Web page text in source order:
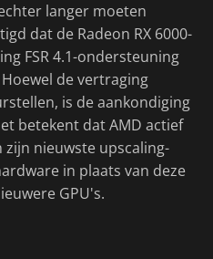
langer moeten
dat de Radeon RX 6000-
FSR 4.1-ondersteuning
de vertraging
is de aankondiging
betekent dat AMD actief
nieuwste upscaling-
in plaats van deze
GPU's.